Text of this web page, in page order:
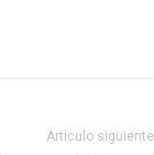
Artículo siguiente